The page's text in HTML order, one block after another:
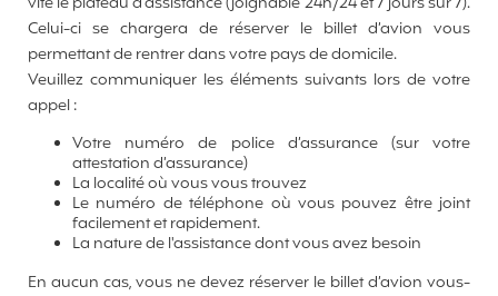
Celui-ci se chargera de réserver le billet d’avion vous
permettant de rentrer dans votre pays de domicile.
Veuillez communiquer les éléments suivants lors de votre
appel :
Votre numéro de police d’assurance (sur votre
attestation d’assurance)
La localité où vous vous trouvez
Le numéro de téléphone où vous pouvez être joint
facilement et rapidement.
La nature de l'assistance dont vous avez besoin
En aucun cas, vous ne devez réserver le billet d’avion vous-